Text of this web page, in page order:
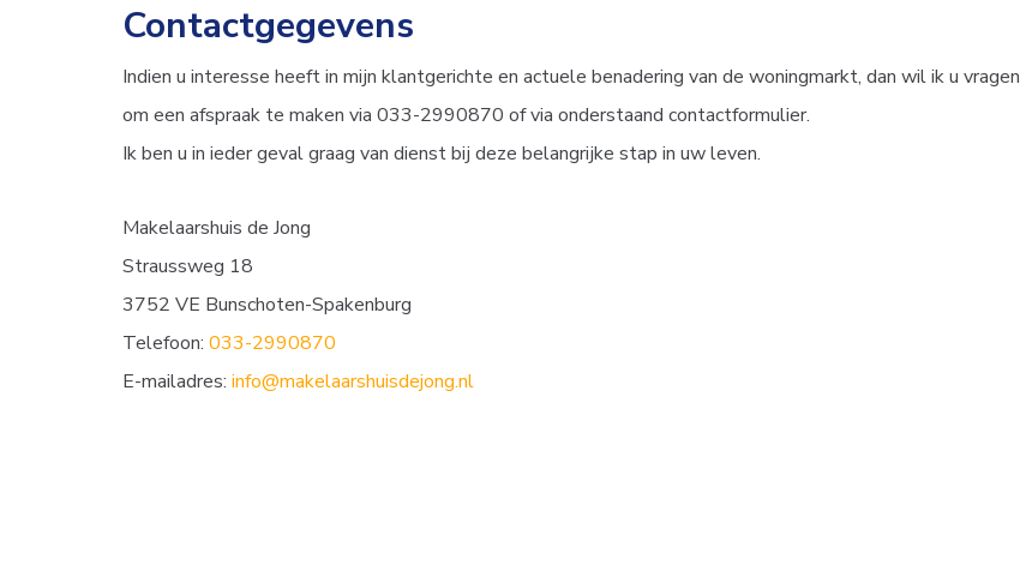
Contactgegevens
Indien u interesse heeft in mijn klantgerichte en actuele benadering van de woningmarkt, dan wil ik u vragen
om een afspraak te maken via 033-2990870 of via onderstaand contactformulier.
Ik ben u in ieder geval graag van dienst bij deze belangrijke stap in uw leven.
Makelaarshuis de Jong
Straussweg 18
3752 VE Bunschoten-Spakenburg
Telefoon: 033-2990870
E-mailadres: info@makelaarshuisdejong.nl